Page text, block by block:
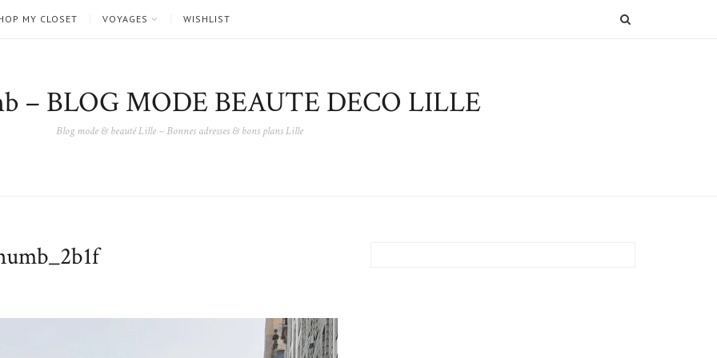
MY CLOSET VOYAGES WISHLIST
– BLOG MODE BEAUTE DECO LILLE
Blog mode & beauté Lille – Bonnes adresses & bons plans Lille